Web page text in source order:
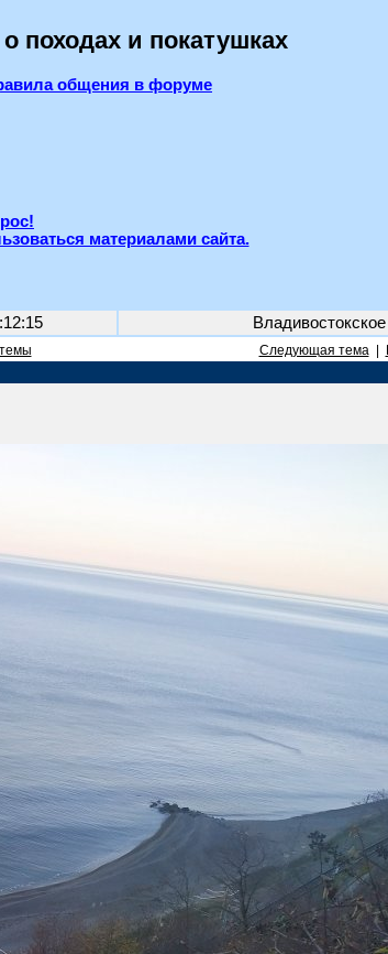
походах и покатушках
общения в форуме
материалами сайта.
Следующая тема|